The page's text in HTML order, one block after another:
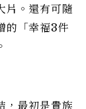
片。還有可隨
的「幸福3件
，最初是貴族